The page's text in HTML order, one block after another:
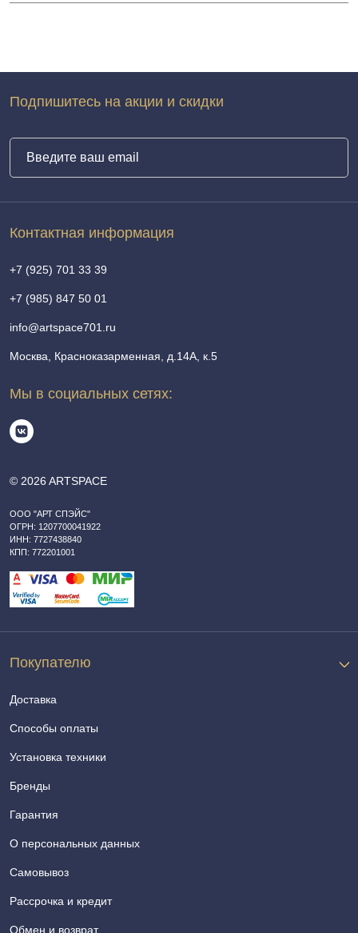
© 2026 ARTSPACE
ООО "АРТ СПЭЙС"
ОГРН: 1207700041922
ИНН: 7727438840
КПП: 772201001
Покупателю
Доставка
Способы оплаты
Установка техники
Бренды
Гарантия
О персональных данных
Самовывоз
Рассрочка и кредит
Обмен и возврат
Контактная информация
+7 (925) 701 33 39
+7 (985) 847 50 01
info@artspace701.ru
Москва, Красноказарменная, д.14А, к.5
Мы в социальных сетях:
Подпишитесь на акции и скидки